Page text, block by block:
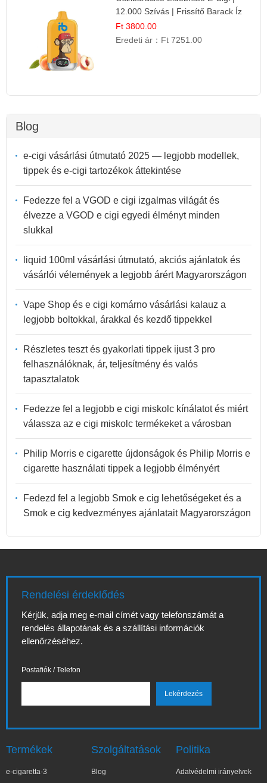
12.000 Szívás | Frissítő Barack Íz
Ft 3800.00
Eredeti ár： Ft 7251.00
Blog
e-cigi vásárlási útmutató 2025 — legjobb modellek,
tippek és e-cigi tartozékok áttekintése
Fedezze fel a VGOD e cigi izgalmas világát és
élvezze a VGOD e cigi egyedi élményt minden
slukkal
liquid 100ml vásárlási útmutató, akciós ajánlatok és
vásárlói vélemények a legjobb árért Magyarországon
Vape Shop és e cigi komárno vásárlási kalauz a
legjobb boltokkal, árakkal és kezdő tippekkel
Részletes teszt és gyakorlati tippek ijust 3 pro
felhasználóknak, ár, teljesítmény és valós
tapasztalatok
Fedezze fel a legjobb e cigi miskolc kínálatot és miért
válassza az e cigi miskolc termékeket a városban
Philip Morris e cigarette újdonságok és Philip Morris e
cigarette használati tippek a legjobb élményért
Fedezd fel a legjobb Smok e cig lehetőségeket és a
Smok e cig kedvezményes ajánlatait Magyarországon
Rendelési érdeklődés
Kérjük, adja meg e-mail címét vagy telefonszámát a
rendelés állapotának és a szállítási információk
ellenőrzéséhez.
Postafiók / Telefon
Termékek
e-cigaretta-3
Szolgáltatások
Blog
Politika
Adatvédelmi irányelvek